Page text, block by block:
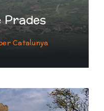
Prades
Catalunya